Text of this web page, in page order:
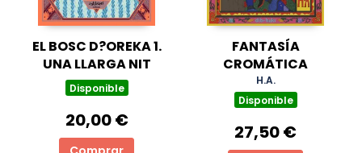
EL BOSC D?OREKA 1.
UNA LLARGA NIT
Disponible
20,00 €
FANTASÍA
CROMÁTICA
H.A.
Disponible
27,50 €